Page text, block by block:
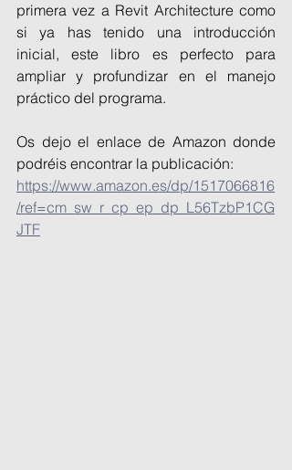
primera vez a Revit Architecture como
si ya has tenido una introducción
inicial, este libro es perfecto para
ampliar y profundizar en el manejo
práctico del programa.
Os dejo el enlace de Amazon donde
podréis encontrar la publicación:
https://www.amazon.es/dp/1517066816
/ref=cm_sw_r_cp_ep_dp_L56TzbP1CG
JTF